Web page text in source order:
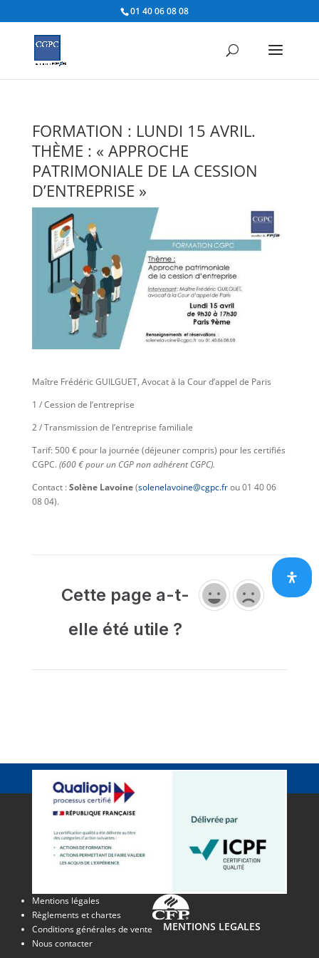
01 40 06 08 08
FORMATION : LUNDI 15 AVRIL.
THÈME : « APPROCHE
PATRIMONIALE DE LA CESSION
D’ENTREPRISE »
Maître Frédéric GUILGUET, Avocat à la Cour d’appel de Paris
1 / Cession de l’entreprise
2 / Transmission de l’entreprise familiale
Tarif: 500 € pour la journée (déjeuner compris) pour les certifiés
CGPC.(600 € pour un CGP non adhérent CGPC).
Contact :Solène Lavoine(solenelavoine@cgpc.frou 01 40 06
08 04).
Cette page a-t-
elle été utile ?
Mentions légales
Règlements et chartes
Conditions générales de vente
Nous contacter
MENTIONS LEGALES